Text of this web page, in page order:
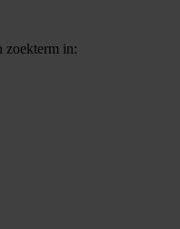
zoekterm in: